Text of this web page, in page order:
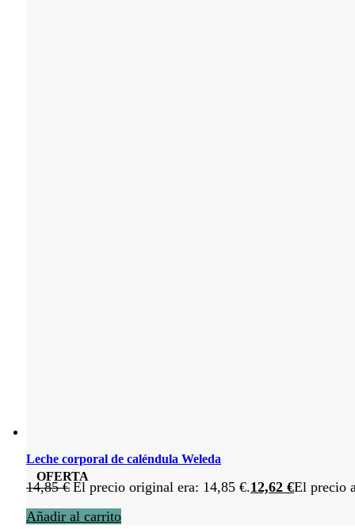
OFERTA
Leche corporal de caléndula Weleda
14,85€ El precio original era: 14,85 €.12,62 €El precio
Añadir al carrito